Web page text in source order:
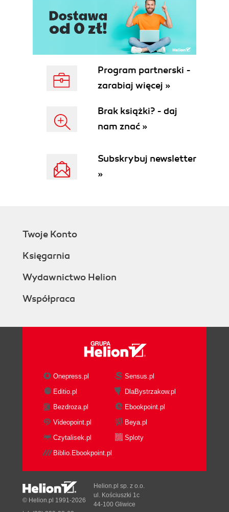
Pielęgnuj Swoją Pasję
Kontekst
Rozwiązanie
Działanie
Zobacz również
Rozwiązanie
Zobacz również
Wykorzystaj Swój Tytuł
Kontekst
Kontekst
Rozwiązanie
Zobacz również
Kontekst
Rozwiązanie
Zobacz również
Podsumowanie
Bądź Najgorszy
Kontekst
Problem
Rozwiązanie
Zobacz również
Znajdź Mentorów
Kontekst
Program partnerski -
zarabiaj więcej »
Brak książki? - daj
nam znać »
Subskrybuj newsletter
»
Twoje Konto
Księgarnia
Wydawnictwo Helion
Współpraca
Onepress.pl
Sensus.pl
Editio.pl
DlaBystrzakow.pl
Bezdroza.pl
Ebookpoint.pl
Videopoint.pl
Beya.pl
Czytalisek.pl
Sploty
Biblio.Ebookpoint.pl
© Helion.pl 1991-2026
Helion.pl sp. z o.o.
ul. Kościuszki 1c
44-100 Gliwice